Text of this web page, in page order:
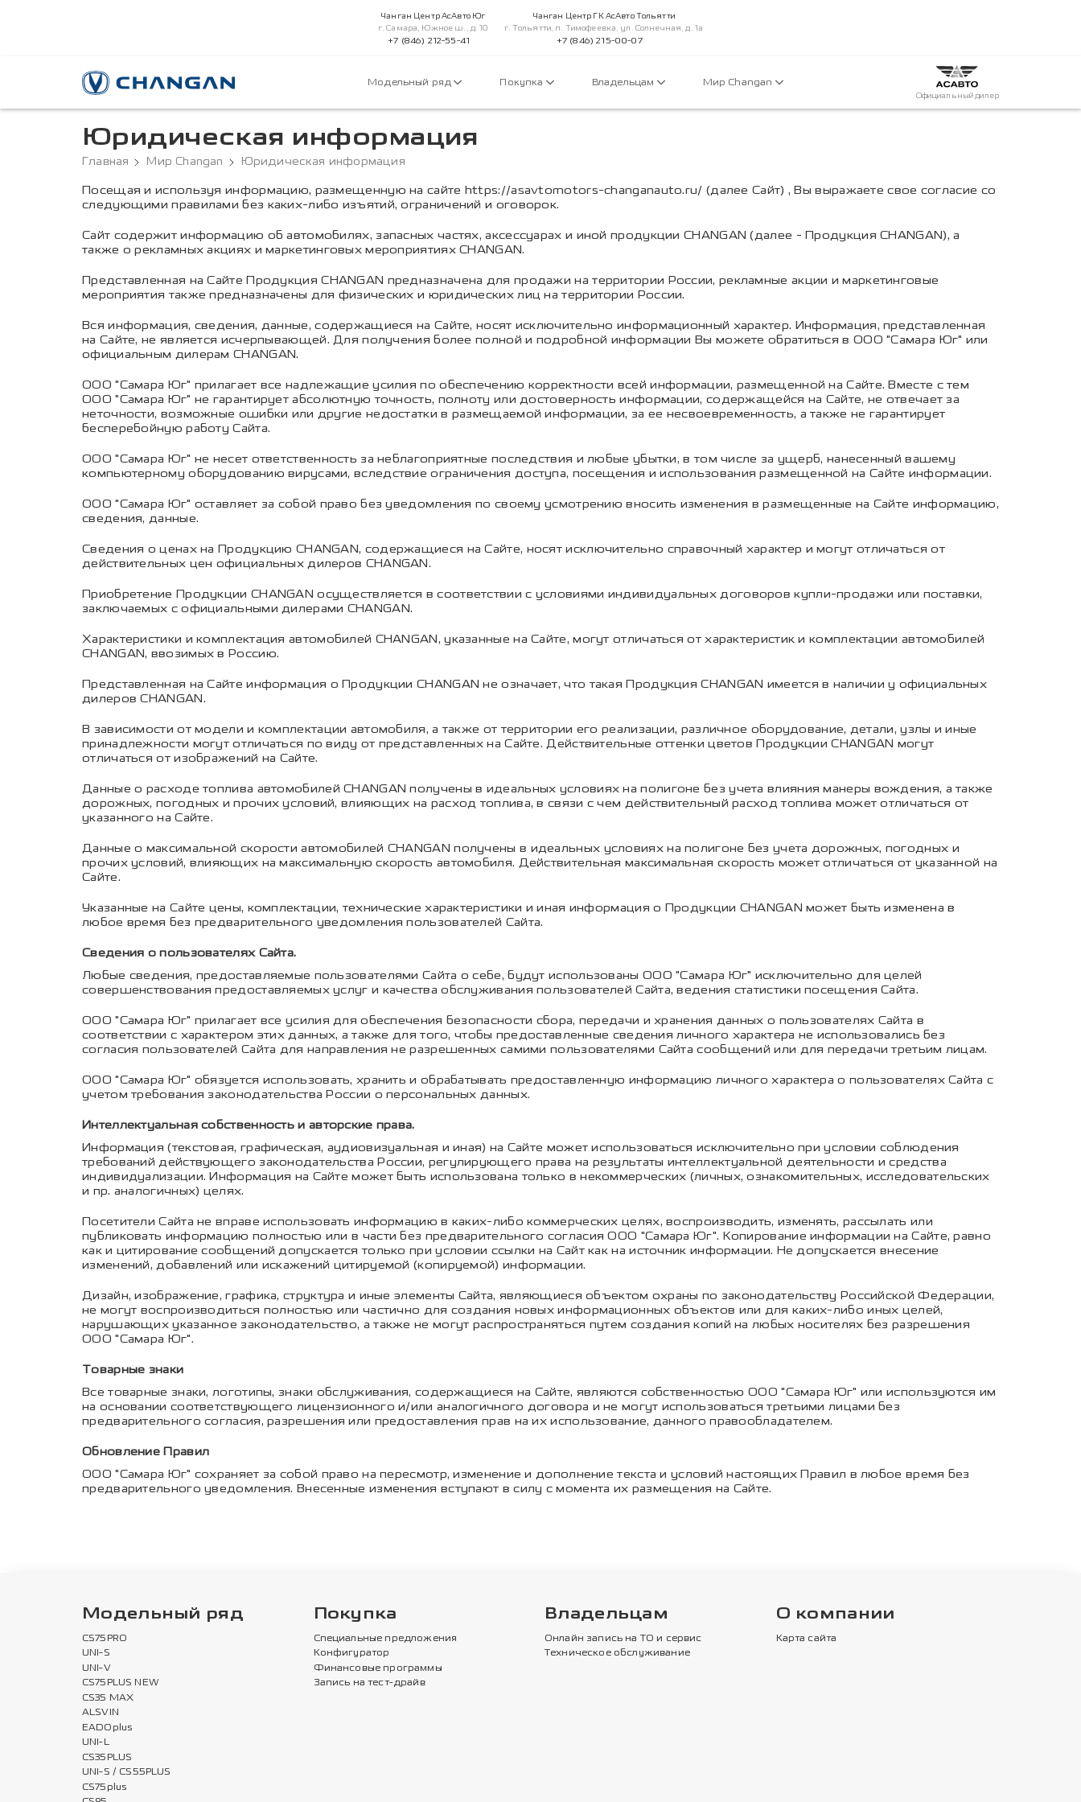
Чанган Центр АсАвто Юг
г. Самара, Южное ш., д. 10
+7 (846) 212-55-41
Чанган Центр ГК АсАвто Тольятти
г. Тольятти, п. Тимофеевка, ул. Солнечная, д. 1а
+7 (846) 215-00-07
Модельный ряд Покупка Владельцам Мир Changan
Официальный дилер
Юридическая информация
Главная Мир Changan Юридическая информация
Посещая и используя информацию, размещенную на сайте https://asavtomotors-changanauto.ru/ (далее Сайт) , Вы выражаете свое согласие со
следующими правилами без каких-либо изъятий, ограничений и оговорок.
Сайт содержит информацию об автомобилях, запасных частях, аксессуарах и иной продукции CHANGAN (далее - Продукция CHANGAN), а
также о рекламных акциях и маркетинговых мероприятиях CHANGAN.
Представленная на Сайте Продукция CHANGAN предназначена для продажи на территории России, рекламные акции и маркетинговые
мероприятия также предназначены для физических и юридических лиц на территории России.
Вся информация, сведения, данные, содержащиеся на Сайте, носят исключительно информационный характер. Информация, представленная
на Сайте, не является исчерпывающей. Для получения более полной и подробной информации Вы можете обратиться в ООО "Самара Юг" или
официальным дилерам CHANGAN.
ООО "Самара Юг" прилагает все надлежащие усилия по обеспечению корректности всей информации, размещенной на Сайте. Вместе с тем
ООО "Самара Юг" не гарантирует абсолютную точность, полноту или достоверность информации, содержащейся на Сайте, не отвечает за
неточности, возможные ошибки или другие недостатки в размещаемой информации, за ее несвоевременность, а также не гарантирует
бесперебойную работу Сайта.
ООО "Самара Юг" не несет ответственность за неблагоприятные последствия и любые убытки, в том числе за ущерб, нанесенный вашему
компьютерному оборудованию вирусами, вследствие ограничения доступа, посещения и использования размещенной на Сайте информации.
ООО "Самара Юг" оставляет за собой право без уведомления по своему усмотрению вносить изменения в размещенные на Сайте информацию,
сведения, данные.
Сведения о ценах на Продукцию CHANGAN, содержащиеся на Сайте, носят исключительно справочный характер и могут отличаться от
действительных цен официальных дилеров CHANGAN.
Приобретение Продукции CHANGAN осуществляется в соответствии с условиями индивидуальных договоров купли-продажи или поставки,
заключаемых с официальными дилерами CHANGAN.
Характеристики и комплектация автомобилей CHANGAN, указанные на Сайте, могут отличаться от характеристик и комплектации автомобилей
CHANGAN, ввозимых в Россию.
Представленная на Сайте информация о Продукции CHANGAN не означает, что такая Продукция CHANGAN имеется в наличии у официальных
дилеров CHANGAN.
В зависимости от модели и комплектации автомобиля, а также от территории его реализации, различное оборудование, детали, узлы и иные
принадлежности могут отличаться по виду от представленных на Сайте. Действительные оттенки цветов Продукции CHANGAN могут
отличаться от изображений на Сайте.
Данные о расходе топлива автомобилей CHANGAN получены в идеальных условиях на полигоне без учета влияния манеры вождения, а также
дорожных, погодных и прочих условий, влияющих на расход топлива, в связи с чем действительный расход топлива может отличаться от
указанного на Сайте.
Данные о максимальной скорости автомобилей CHANGAN получены в идеальных условиях на полигоне без учета дорожных, погодных и
прочих условий, влияющих на максимальную скорость автомобиля. Действительная максимальная скорость может отличаться от указанной на
Сайте.
Указанные на Сайте цены, комплектации, технические характеристики и иная информация о Продукции CHANGAN может быть изменена в
любое время без предварительного уведомления пользователей Сайта.
Сведения о пользователях Сайта.
Любые сведения, предоставляемые пользователями Сайта о себе, будут использованы ООО "Самара Юг" исключительно для целей
совершенствования предоставляемых услуг и качества обслуживания пользователей Сайта, ведения статистики посещения Сайта.
ООО "Самара Юг" прилагает все усилия для обеспечения безопасности сбора, передачи и хранения данных о пользователях Сайта в
соответствии с характером этих данных, а также для того, чтобы предоставленные сведения личного характера не использовались без
согласия пользователей Сайта для направления не разрешенных самими пользователями Сайта сообщений или для передачи третьим лицам.
ООО "Самара Юг" обязуется использовать, хранить и обрабатывать предоставленную информацию личного характера о пользователях Сайта с
учетом требования законодательства России о персональных данных.
Интеллектуальная собственность и авторские права.
Информация (текстовая, графическая, аудиовизуальная и иная) на Сайте может использоваться исключительно при условии соблюдения
требований действующего законодательства России, регулирующего права на результаты интеллектуальной деятельности и средства
индивидуализации. Информация на Сайте может быть использована только в некоммерческих (личных, ознакомительных, исследовательских
и пр. аналогичных) целях.
Посетители Сайта не вправе использовать информацию в каких-либо коммерческих целях, воспроизводить, изменять, рассылать или
публиковать информацию полностью или в части без предварительного согласия ООО "Самара Юг". Копирование информации на Сайте, равно
как и цитирование сообщений допускается только при условии ссылки на Сайт как на источник информации. Не допускается внесение
изменений, добавлений или искажений цитируемой (копируемой) информации.
Дизайн, изображение, графика, структура и иные элементы Сайта, являющиеся объектом охраны по законодательству Российской Федерации,
не могут воспроизводиться полностью или частично для создания новых информационных объектов или для каких-либо иных целей,
нарушающих указанное законодательство, а также не могут распространяться путем создания копий на любых носителях без разрешения
ООО "Самара Юг".
Товарные знаки
Все товарные знаки, логотипы, знаки обслуживания, содержащиеся на Сайте, являются собственностью ООО "Самара Юг" или используются им
на основании соответствующего лицензионного и/или аналогичного договора и не могут использоваться третьими лицами без
предварительного согласия, разрешения или предоставления прав на их использование, данного правообладателем.
Обновление Правил
ООО "Самара Юг" сохраняет за собой право на пересмотр, изменение и дополнение текста и условий настоящих Правил в любое время без
предварительного уведомления. Внесенные изменения вступают в силу с момента их размещения на Сайте.
Модельный ряд
CS75PRO
UNI-S
UNI-V
CS75PLUS NEW
CS35 MAX
ALSVIN
EADOplus
UNI-L
CS35PLUS
UNI-S / CS55PLUS
CS75plus
Покупка
Специальные предложения
Конфигуратор
Финансовые программы
Запись на тест-драйв
Владельцам
Онлайн запись на ТО и сервис
Техническое обслуживание
О компании
Карта сайта